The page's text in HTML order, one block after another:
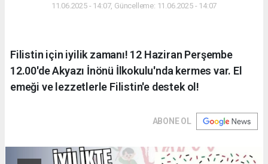
11.06.2025 - 14:07, Güncelleme: 11.06.2025 - 14:07
Filistin için iyilik zamanı! 12 Haziran Perşembe
12.00'de Akyazı İnönü İlkokulu'nda kermes var. El
emeği ve lezzetlerle Filistin'e destek ol!
ABONE OL